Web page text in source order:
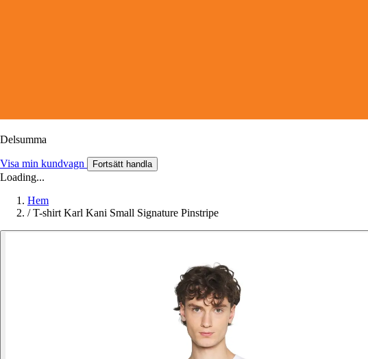
Delsumma
Visa min kundvagn Fortsätt handla
Loading...
Hem
/ T-shirt Karl Kani Small Signature Pinstripe